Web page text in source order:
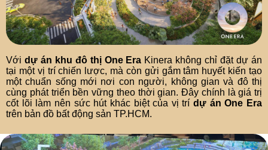
Với dự án khu đô thị One Era Kinera không chỉ đặt dự án
tại một vị trí chiến lược, mà còn gửi gắm tâm huyết kiến tạo
một chuẩn sống mới nơi con người, không gian và đô thị
cùng phát triển bền vững theo thời gian. Đây chính là giá trị
cốt lõi làm nên sức hút khác biệt của vị trídự án One Era
trên bản đồ bất động sản TP.HCM.